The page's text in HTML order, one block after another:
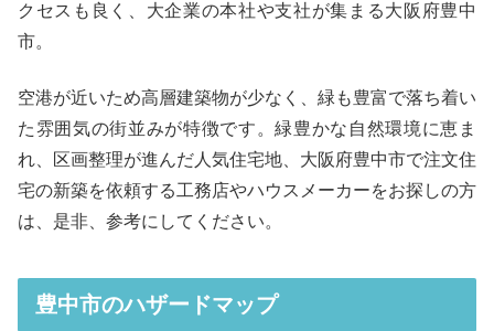
クセスも良く、大企業の本社や支社が集まる大阪府豊中
市。
空港が近いため高層建築物が少なく、緑も豊富で落ち着い
た雰囲気の街並みが特徴です。緑豊かな自然環境に恵ま
れ、区画整理が進んだ人気住宅地、大阪府豊中市で注文住
宅の新築を依頼する工務店やハウスメーカーをお探しの方
は、是非、参考にしてください。
豊中市のハザードマップ